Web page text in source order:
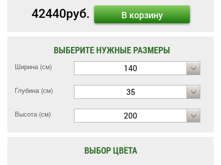
42440руб. В корзину
ВЫБЕРИТЕ НУЖНЫЕ РАЗМЕРЫ
Ширина (см) 140
Глубина (см) 35
Высота (см) 200
ВЫБОР ЦВЕТА